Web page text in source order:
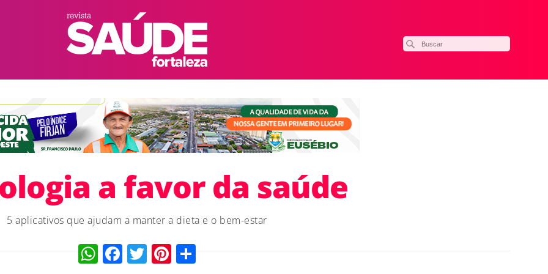
a favor da saúde
5 aplicativos que ajudam a manter a dieta e o bem-estar
WhatsApp
Facebook
TwitterPinterest